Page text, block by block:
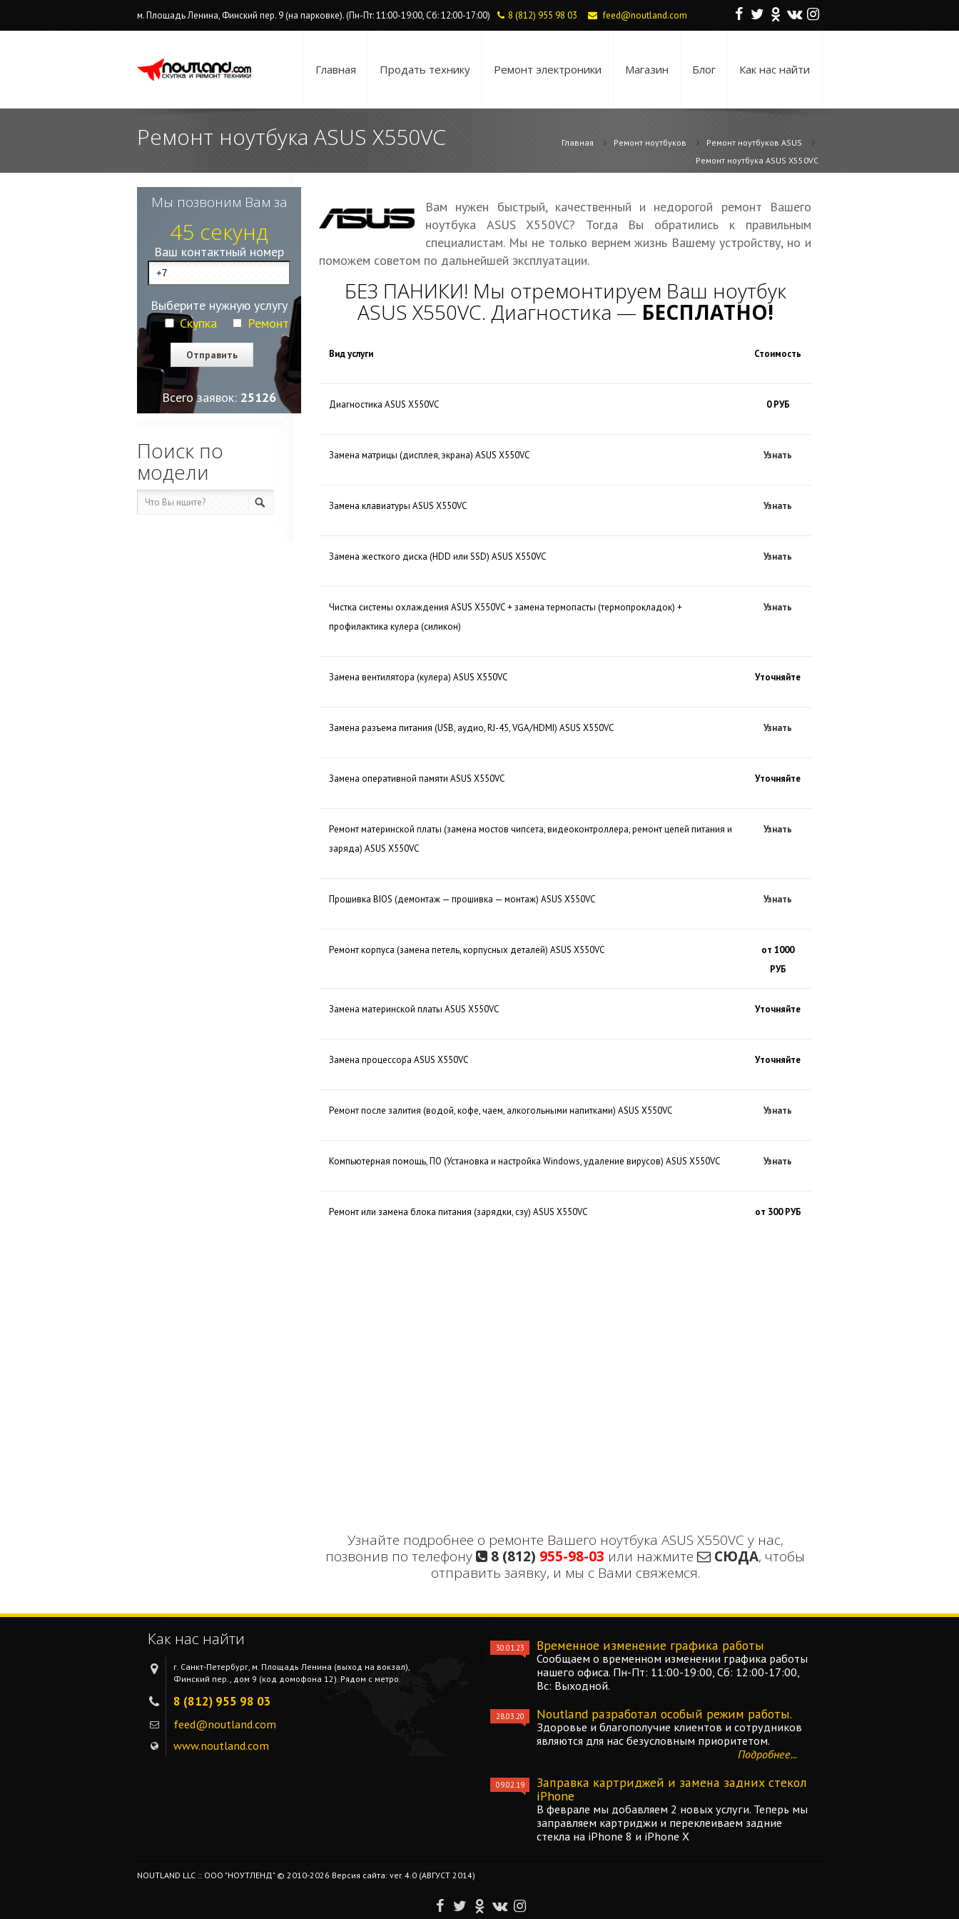
F T O V I
м. Площадь Ленина, Финский пер. 9 (на парковке). (Пн-Пт: 11:00-19:00, Сб: 12:00-17:00) 8 (812) 955 98 03 feed@noutland.com
Главная Продать технику Ремонт электроники Магазин Блог Как нас найти
Ремонт ноутбука ASUS X550VC Главная Ремонт ноутбуков
Ремонт ноутбуков ASUS
Ремонт ноутбука ASUS X550VC
Вам нужен быстрый, качественный и недорогой ремонт Вашего
ноутбука ASUS X550VC? Тогда Вы обратились к правильным
специалистам. Мы не только вернем жизнь Вашему устройству, но и
поможем советом по дальнейшей эксплуатации.
БЕЗ ПАНИКИ! Мы отремонтируем Ваш ноутбук
ASUS X550VC. Диагностика — БЕСПЛАТНО!
Вид услуги Стоимость
Диагностика ASUS X550VC 0 РУБ
Замена матрицы (дисплея, экрана) ASUS X550VC Узнать
Замена клавиатуры ASUS X550VC Узнать
Замена жесткого диска (HDD или SSD) ASUS X550VC Узнать
Чистка системы охлаждения ASUS X550VC + замена термопасты (термопрокладок) +
профилактика кулера (силикон)
Узнать
Замена вентилятора (кулера) ASUS X550VC Уточняйте
Замена разъема питания (USB, аудио, RJ-45, VGA/HDMI) ASUS X550VC Узнать
Замена оперативной памяти ASUS X550VC Уточняйте
Ремонт материнской платы (замена мостов чипсета, видеоконтроллера, ремонт цепей питания и
заряда) ASUS X550VC
Узнать
Прошивка BIOS (демонтаж — прошивка — монтаж) ASUS X550VC Узнать
Ремонт корпуса (замена петель, корпусных деталей) ASUS X550VC
от 1000
РУБ
Замена материнской платы ASUS X550VC Уточняйте
Замена процессора ASUS X550VC Уточняйте
Ремонт после залития (водой, кофе, чаем, алкогольными напитками) ASUS X550VC Узнать
Компьютерная помощь, ПО (Установка и настройка Windows, удаление вирусов) ASUS X550VC Узнать
Ремонт или замена блока питания (зарядки, сзу) ASUS X550VC от 300 РУБ
Узнайте подробнее о ремонте Вашего ноутбука ASUS X550VC у нас,
позвонив по телефону
8 (812) 955-98-03 или нажмите СЮДА, чтобы
отправить заявку, и мы с Вами свяжемся.
Мы позвоним Вам за
45 секунд
Ваш контактный номер
Выберите нужную услугу
Скупка
Ремонт
Всего заявок: 25126
Поиск по
модели
Как нас найти
г. Санкт-Петербург, м. Площадь Ленина (выход на вокзал),
Финский пер., дом 9 (код домофона 12). Рядом с метро.
8 (812) 955 98 03
feed@noutland.com
www.noutland.com
30.01.23 Временное изменение графика работы
Сообщаем о временном изменении графика работы
нашего офиса. Пн-Пт: 11:00-19:00, Сб: 12:00-17:00,
Вс: Выходной.
28.03.20 Noutland разработал особый режим работы.
Здоровье и благополучие клиентов и сотрудников
являются для нас безусловным приоритетом.
Подробнее...
09.02.19
Заправка картриджей и замена задних стекол
iPhone
В феврале мы добавляем 2 новых услуги. Теперь мы
заправляем картриджи и переклеиваем задние
стекла на iPhone 8 и iPhone X
NOUTLAND LLC :: ООО "НОУТЛЕНД" © 2010-2026 Версия сайта: ver. 4.0 (АВГУСТ 2014)
F T O V I